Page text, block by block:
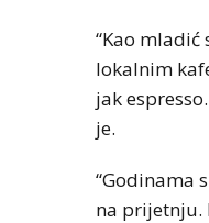
“Kao
lokalnim
jak
je.
“Godinama
na prijetnju.